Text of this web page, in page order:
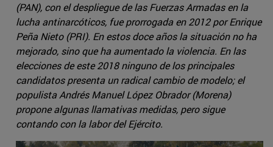
(PAN), con el despliegue de las Fuerzas Armadas en la
lucha antinarcóticos, fue prorrogada en 2012 por Enrique
Peña Nieto (PRI). En estos doce años la situación no ha
mejorado, sino que ha aumentado la violencia. En las
elecciones de este 2018 ninguno de los principales
candidatos presenta un radical cambio de modelo; el
populista Andrés Manuel López Obrador (Morena)
propone algunas llamativas medidas, pero sigue
contando con la labor del Ejército.